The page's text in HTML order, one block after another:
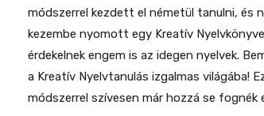
módszerrel kezdett el németül tanulni, és
kezembe nyomott egy Kreatív
érdekelnek engem is az idegen nyelvek.
a Kreatív Nyelvtanulás izgalmas világába!
módszerrel szívesen már hozzá se fognék